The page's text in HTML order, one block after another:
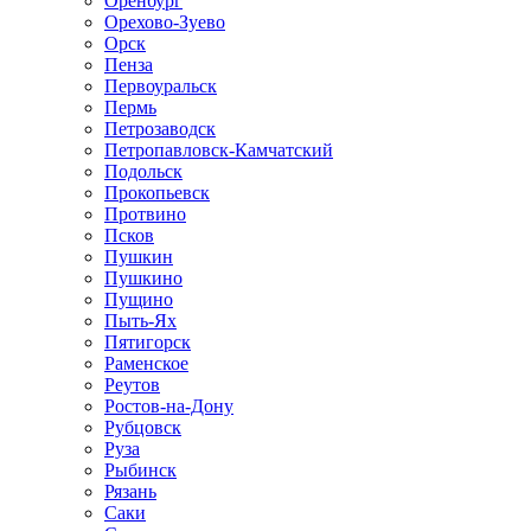
Орехово-Зуево
Орск
Пенза
Первоуральск
Пермь
Петрозаводск
Петропавловск-Камчатский
Подольск
Прокопьевск
Протвино
Псков
Пушкин
Пушкино
Пущино
Пыть-Ях
Пятигорск
Раменское
Реутов
Ростов-на-Дону
Рубцовск
Руза
Рыбинск
Рязань
Саки